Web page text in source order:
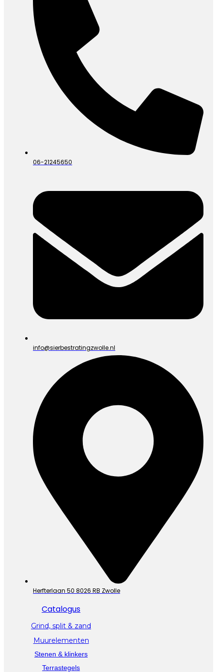
06-21245650
info@sierbestratingzwolle.nl
Herfterlaan 50 8026 RB Zwolle
Catalogus
Grind, split & zand
Muurelementen
Stenen & klinkers
Terrastegels